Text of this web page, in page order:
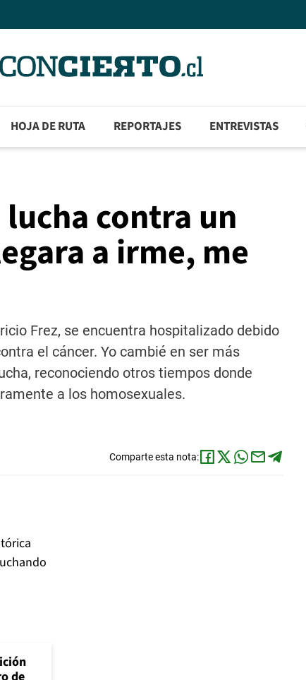
HOJA DE RUTA REPORTAJES ENTREVISTAS
contra un
a irme, me
Frez, se encuentra hospitalizado debido
el cáncer. Yo cambié en ser más
reconociendo otros tiempos donde
a los homosexuales.
Comparte esta nota: